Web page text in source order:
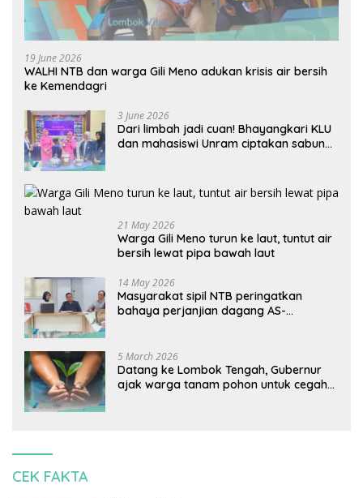
19 June 2026
WALHI NTB dan warga Gili Meno adukan krisis air bersih
ke Kemendagri
3 June 2026
Dari limbah jadi cuan! Bhayangkari KLU
dan mahasiswi Unram ciptakan sabun
21 May 2026
Warga Gili Meno turun ke laut, tuntut air
bersih lewat pipa bawah laut
14 May 2026
Masyarakat sipil NTB peringatkan
bahaya perjanjian dagang AS-
5 March 2026
Datang ke Lombok Tengah, Gubernur
ajak warga tanam pohon untuk cegah
CEK FAKTA